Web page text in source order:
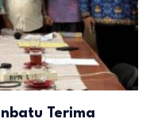
Terima